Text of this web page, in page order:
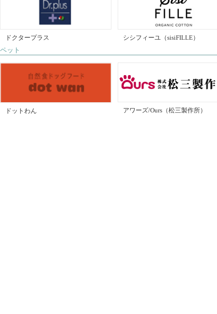
ドクタープラス
シシフィーユ（sisiFILLE）
ペット
ドットわん アワーズ/Ours（松三製作所）